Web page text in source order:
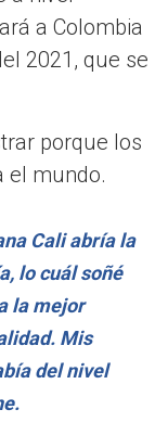
a Colombia
2021, que se
porque los
el mundo.
Cali abría la
lo cuál soñé
la mejor
Mis
del nivel